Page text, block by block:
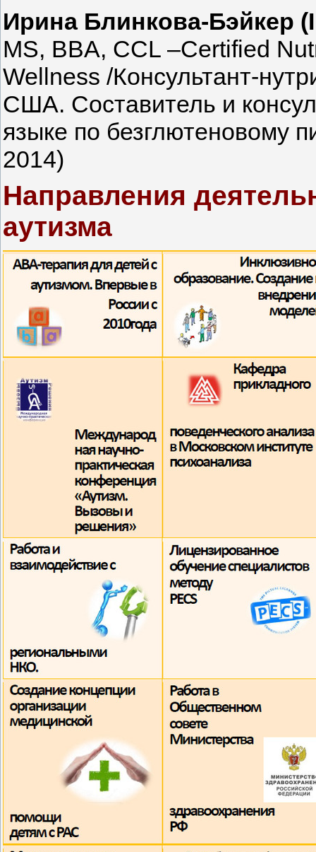
Ирина Блинкова-Бэйкер
MS, ВBA, CCL –Certified
Wellness /Консультант-
США. Составитель и
языке по безглютеновому
2014)
Направления
аутизма